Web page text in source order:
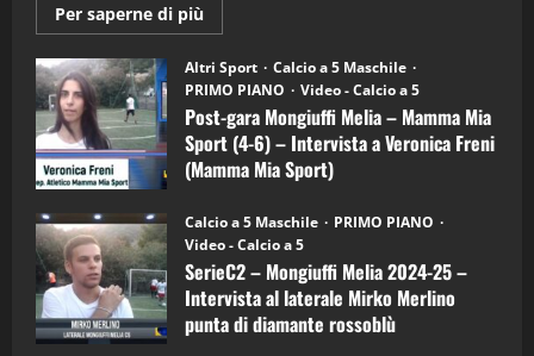
Per saperne di più
informazioni
Post-
gara
Mongiuffi
Melia
–
Mamma
Mia
Sport
6)
–
Intervista
a
mister
Arturo
Carciotto
(Mongiuffi
Altri Sport
Calcio a 5 Maschile
PRIMO PIANO
Video - Calcio a 5
Post-gara Mongiuffi Melia – Mamma Mia
Sport (4-6) – Intervista a Veronica Freni
(Mamma Mia Sport)
Calcio a 5 Maschile
PRIMO PIANO
Video - Calcio a 5
SerieC2 – Mongiuffi Melia 2024-25 –
Intervista al laterale Mirko Merlino
punta di diamante rossoblù
3
"SportEmpire" in Podcast
“SportEmpire” in Podcast: 28^ Puntata
(Martedi 21 Aprile 2026)
21/04/2026
4
“SportEmpire” in Podcast: 27^ Puntata
(Martedi 14 Aprile 2026)
15/04/2026